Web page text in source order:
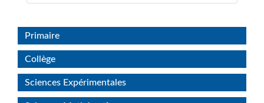
Primaire
Collège
Sciences Expérimentales